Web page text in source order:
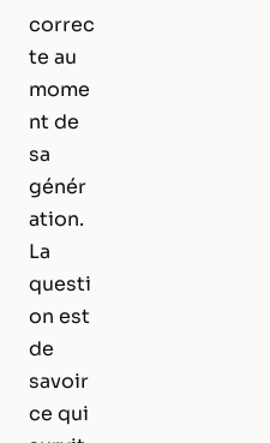
correc
te au
mome
nt de
sa
génér
ation.
La
questi
on est
de
savoir
ce qui